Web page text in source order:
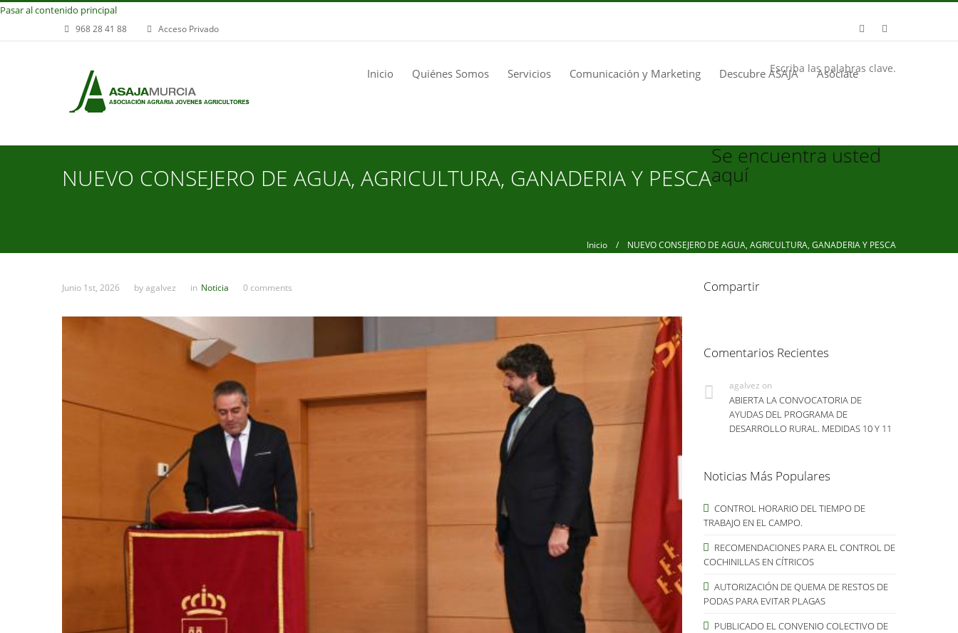
Pasar al contenido principal
968 28 41 88 Acceso Privado
Inicio Quiénes Somos Servicios Comunicación y Marketing Descubre ASAJA Asóciate
Escriba las palabras clave.
NUEVO CONSEJERO DE AGUA, AGRICULTURA, GANADERIA Y PESCA
Se encuentra usted
aquí
Inicio / NUEVO CONSEJERO DE AGUA, AGRICULTURA, GANADERIA Y PESCA
Junio 1st, 2026 byagalvez in Noticia 0 comments Compartir
Comentarios Recientes
agalvez on
ABIERTA LA CONVOCATORIA DE
AYUDAS DEL PROGRAMA DE
DESARROLLO RURAL. MEDIDAS 10 Y 11
Noticias Más Populares
CONTROL HORARIO DEL TIEMPO DE
TRABAJO EN EL CAMPO.
RECOMENDACIONES PARA EL CONTROL DE
COCHINILLAS EN CÍTRICOS
AUTORIZACIÓN DE QUEMA DE RESTOS DE
PODAS PARA EVITAR PLAGAS
PUBLICADO EL CONVENIO COLECTIVO DE